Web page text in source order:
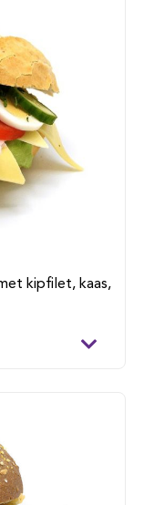
kipfilet, kaas,